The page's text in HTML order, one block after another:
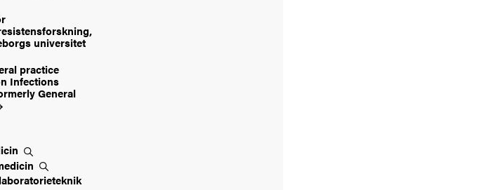
universitet
practice
Infections
General
laboratorieteknik